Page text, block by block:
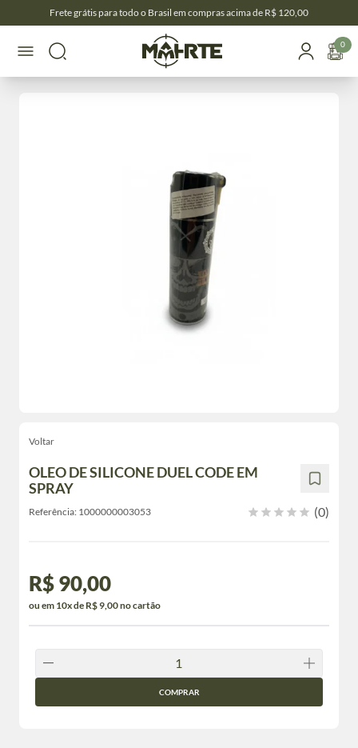
Frete grátis para todo o Brasil em compras acima de R$ 120,00
0
Voltar
OLEO DE SILICONE DUEL CODE EM
SPRAY
Referência: 1000000003053 (0)
R$ 90,00
ou em 10x de R$ 9,00 no cartão
COMPRAR